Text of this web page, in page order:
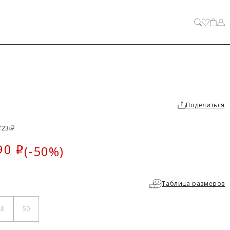
Поделиться
i(-50%)
Таблица размеров
50